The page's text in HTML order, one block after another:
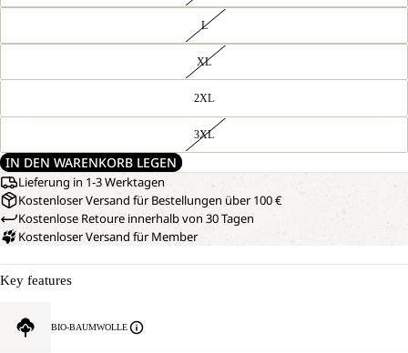
L
XL
2XL
3XL
IN DEN WARENKORB LEGEN
Lieferung in 1-3 Werktagen
Kostenloser Versand für Bestellungen über 100 €
Kostenlose Retoure innerhalb von 30 Tagen
Kostenloser Versand für Member
Key features
BIO-BAUMWOLLE